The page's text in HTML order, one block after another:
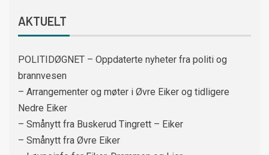
AKTUELT
POLITIDØGNET – Oppdaterte nyheter fra politi og
brannvesen
– Arrangementer og møter i Øvre Eiker og tidligere
Nedre Eiker
– Smånytt fra Buskerud Tingrett – Eiker
– Smånytt fra Øvre Eiker